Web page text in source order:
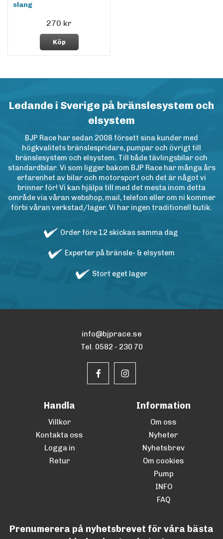
slang
270 kr
Köp
Ledande i Sverige på bränslesystem och
elsystem
BJP Race har sedan 2008 försett sina kunder med
högkvalitets bränslespridare, pumpar och övrigt till
bränslesystem och elsystem. Till både tävlingsbilar och
standardbilar. Vi som ligger bakom BJP Race har många års
erfarenhet av bilar och motorsport och det är något vi
brinner för! Vi kan hjälpa till med det mesta inom detta
område via våran webshop, mail, telefon eller om ni kommer
förbi våran verkstad/lager. Vi har ingen traditionell butik.
Order före 12 skickas samma dag
Experter på bränsle- & elsystem
Stort eget lager
info@bjprace.se
Tel. 0582 - 230 70
Handla
Villkor
Kontakta oss
Logga in
Retur
Information
Om oss
Nyheter
Nyhetsbrev
Om cookies
Pump
INFO
FAQ
Prenumerera på nyhetsbrevet för våra bästa